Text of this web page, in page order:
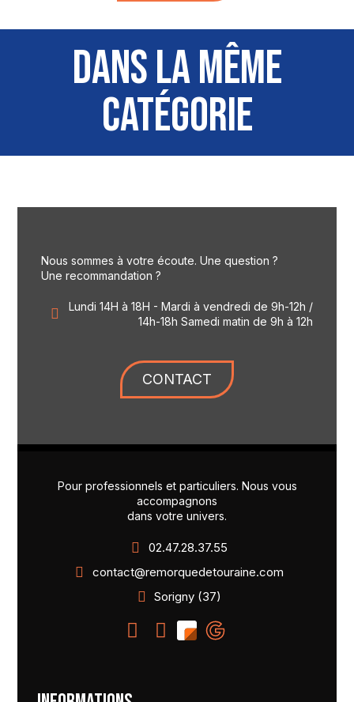
DANS LA MÊME
CATÉGORIE
Nous sommes à votre écoute. Une question ?
Une recommandation ?
Lundi 14H à 18H - Mardi à vendredi de 9h-12h /
14h-18h Samedi matin de 9h à 12h
CONTACT
Pour professionnels et particuliers. Nous vous
accompagnons
dans votre univers.
02.47.28.37.55
contact@remorquedetouraine.com
Sorigny (37)